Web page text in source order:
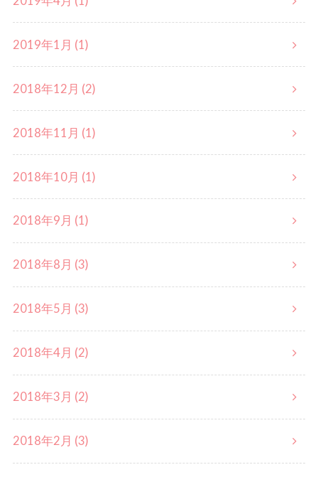
2019年1月 (1)
2018年12月 (2)
2018年11月 (1)
2018年10月 (1)
2018年9月 (1)
2018年8月 (3)
2018年5月 (3)
2018年4月 (2)
2018年3月 (2)
2018年2月 (3)